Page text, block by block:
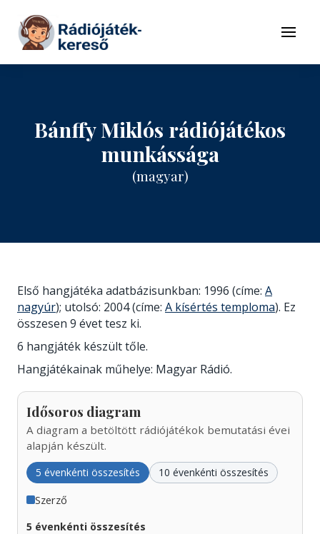
Tovább a tartalomhoz
Menü
Bánffy Miklós rádiójátékos
munkássága
(magyar)
Első hangjátéka adatbázisunkban: 1996 (címe: A
nagyúr); utolsó: 2004 (címe: A kísértés temploma). Ez
összesen 9 évet tesz ki.
6 hangjáték készült tőle.
Hangjátékainak műhelye: Magyar Rádió.
Idősoros diagram
A diagram a betöltött rádiójátékok bemutatási évei
alapján készült.
5 évenkénti összesítés 10 évenkénti összesítés
Szerző
5 évenkénti összesítés